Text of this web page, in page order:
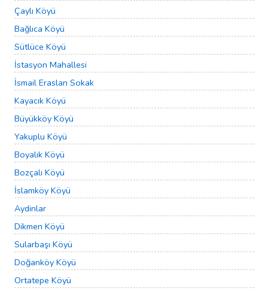
Çaylı Köyü
Bağlıca Köyü
Sütlüce Köyü
İstasyon Mahallesi
İsmail Eraslan Sokak
Kayacık Köyü
Büyükköy Köyü
Yakuplu Köyü
Boyalık Köyü
Bozçalı Köyü
İslamköy Köyü
Aydinlar
Dikmen Köyü
Sularbaşı Köyü
Doğanköy Köyü
Ortatepe Köyü